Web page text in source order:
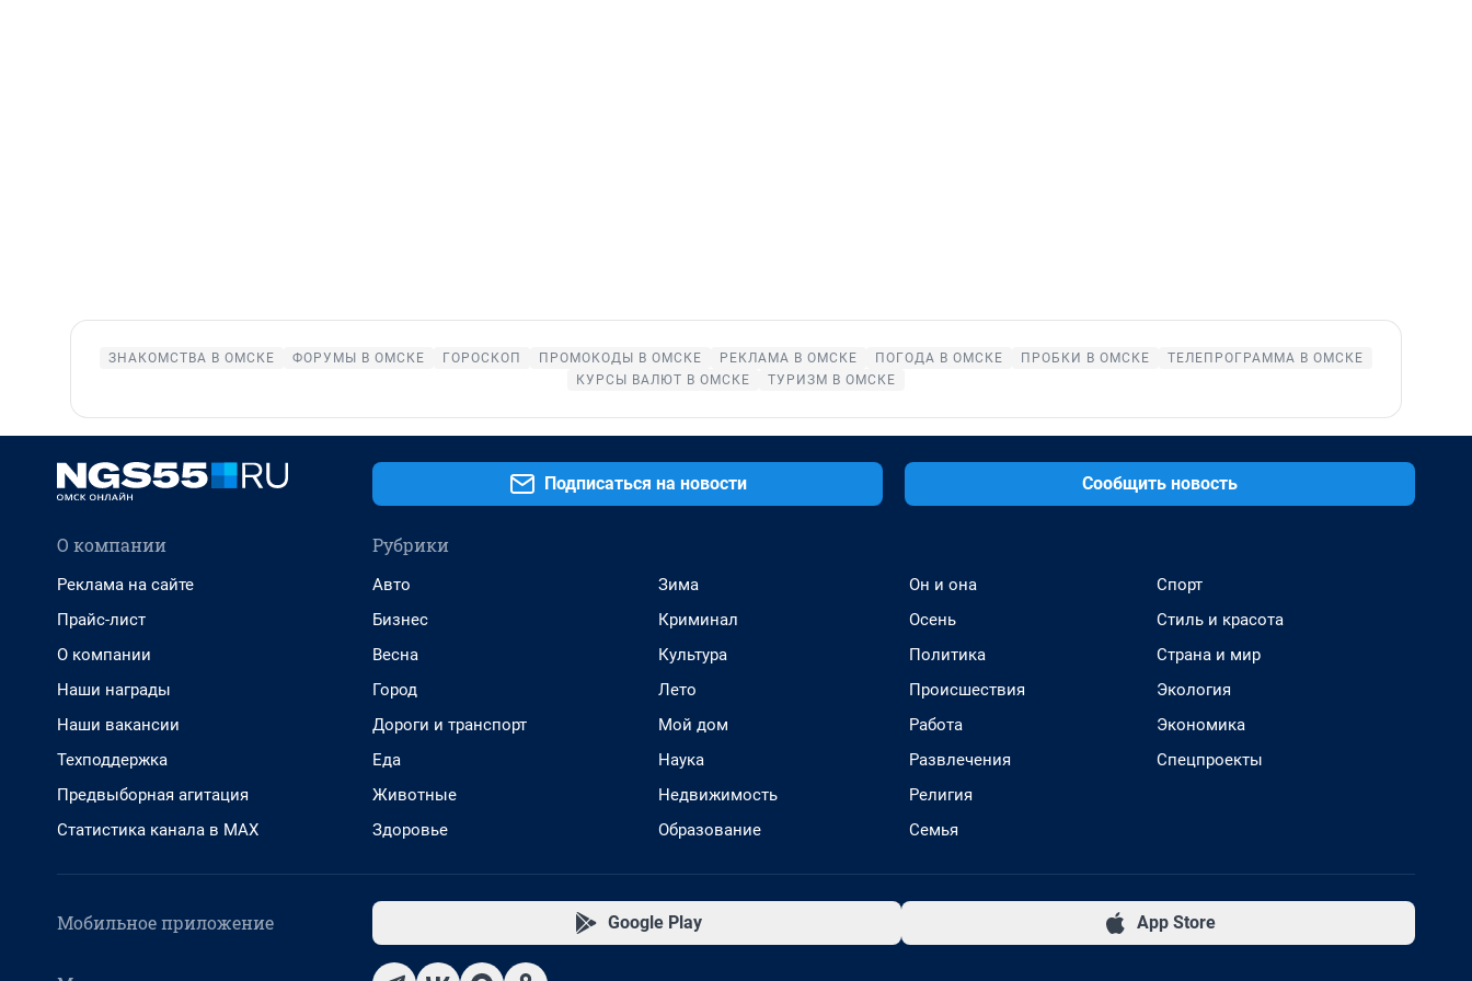
ЗНАКОМСТВА В ОМСКЕ ФОРУМЫ В ОМСКЕ ГОРОСКОП ПРОМОКОДЫ В ОМСКЕ РЕКЛАМА В ОМСКЕ ПОГОДА В ОМСКЕ ПРОБКИ В ОМСКЕ
ТЕЛЕПРОГРАММА В ОМСКЕ
КУРСЫ ВАЛЮТ В ОМСКЕ
ТУРИЗМ В ОМСКЕ
Подписаться на новости Сообщить новость
О компании
Реклама на сайте
Прайс-лист
О компании
Наши награды
Наши вакансии
Техподдержка
Предвыборная агитация
Статистика канала в MAX
Рубрики
Авто
Бизнес
Весна
Город
Дороги и транспорт
Еда
Животные
Здоровье
Зима
Криминал
Культура
Лето
Мой дом
Наука
Недвижимость
Образование
Он и она
Осень
Политика
Происшествия
Работа
Развлечения
Религия
Семья
Спорт
Стиль и красота
Страна и мир
Экология
Экономика
Спецпроекты
Мобильное приложение Google Play App Store